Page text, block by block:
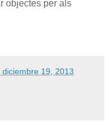
objectes per als
diciembre 19, 2013